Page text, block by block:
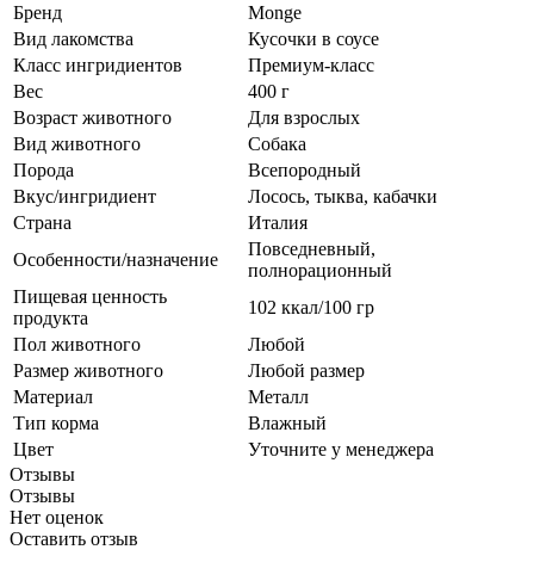
Бренд
Monge
Вид лакомства
Кусочки в соусе
Класс ингридиентов
Премиум-класс
Вес
400 г
Возраст животного
Для взрослых
Вид животного
Собака
Порода
Всепородный
Вкус/ингридиент
Лосось, тыква, кабачки
Страна
Италия
Особенности/назначение
Повседневный,
полнорационный
Пищевая ценность
продукта
102 ккал/100 гр
Пол животного
Любой
Размер животного
Любой размер
Материал
Металл
Тип корма
Влажный
Цвет
Уточните у менеджера
Отзывы
Отзывы
Нет оценок
Оставить отзыв